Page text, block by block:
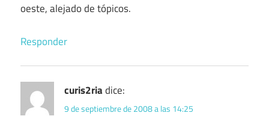
oeste, alejado de tópicos.
Responder
curis2riadice:
9 de septiembre de 2008 a las 14:25